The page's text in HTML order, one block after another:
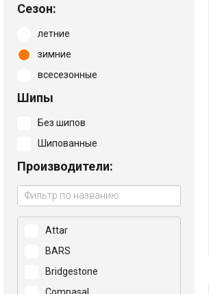
Сезон:
летние
зимние
всесезонные
Шипы
Без шипов
Шипованные
Производители:
Attar
BARS
Bridgestone